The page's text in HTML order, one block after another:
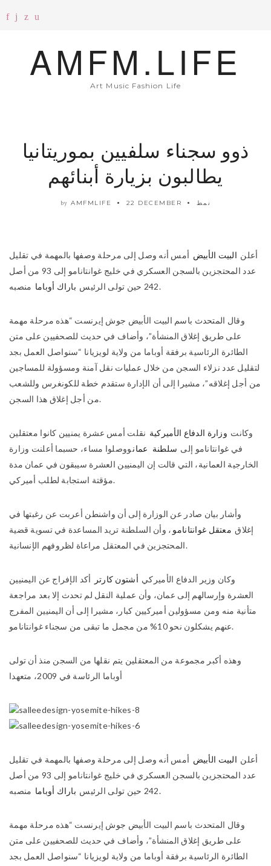
AMFM.LIFE
Art Music Fashion Life
ذوو سجناء سلفيين بموريتانيا
يطالبون بزيارة أبنائهم
by AMFMLIFE 22 DECEMBER نمط
أعلن البيت الأبيض أمس أنه وصل إلى مرحلة وصفها بالمهمة في تقليل
عدد المحتجزين بالسجن العسكري في خليج غوانتانامو إلى 93 من أصل
242 حين تولى الرئيس
باراك أوباما منصبه.
وقال المتحدث باسم البيت الأبيض جوش إيرنست “هذه مرحلة مهمة
على طريق إغلاق المنشأة”، وأضاف في حديث للصحفيين على متن
الطائرة الرئاسية برفقة أوباما من ولاية لويزيانا “سنواصل العمل بجد
لتقليل عدد نزلاء السجن من خلال عمليات نقل آمنة ومسؤولة للمساجين
من أجل إغلاقه”، مشيرا إلى أن الإدارة ستقدم خطة للكونغرس وللشعب
من أجل إغلاق هذا السجن.
وكانت وزارة الدفاع الأميركية نقلت أمس عشرة يمنيين كانوا معتقلين
في غوانتانامو إلى سلطنة عمانووصلوا مساء، حسبما أعلنت وزارة
الخارجية العمانية، التي قالت إن اليمنيين العشرة سيبقون في عمان مدة
مؤقتة استجابة لطلب أميركي.
وأشار بيان صادر عن الوزارة إلى أن واشنطن أعربت عن رغبتها في
إغلاق معتقل غوانتانامو ، وأن السلطنة تريد المساعدة في تسوية قضية
المحتجزين في المعتقل مراعاة لظروفهم الإنسانية.
وكان وزير الدفاع الأميركي أشتون كارتر
أكد الإفراج عن اليمنيين
العشرة وإرسالهم إلى عمان، وأن عملية النقل لم تحدث إلا بعد مراجعة
متأنية منه ومن مسؤولين أميركيين كبار، مشيرا إلى أن اليمنيين المفرج
عنهم يشكلون نحو 10% من مجمل ما تبقى من سجناء غوانتانامو.
وهذه أكبر مجموعة من المعتقلين يتم نقلها من السجن منذ أن تولى
أوباما الرئاسة في 2009، متعهدا
أعلن البيت الأبيض أمس أنه وصل إلى مرحلة وصفها بالمهمة في تقليل
عدد المحتجزين بالسجن العسكري في خليج غوانتانامو إلى 93 من أصل
242 حين تولى الرئيس
باراك أوباما منصبه.
وقال المتحدث باسم البيت الأبيض جوش إيرنست “هذه مرحلة مهمة
على طريق إغلاق المنشأة”، وأضاف في حديث للصحفيين على متن
الطائرة الرئاسية برفقة أوباما من ولاية لويزيانا “سنواصل العمل بجد